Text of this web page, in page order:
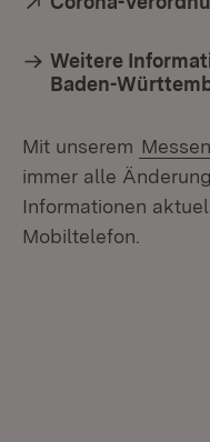
Weitere
Baden-
Mit unserem
immer alle
Informationen
Mobiltelefon.